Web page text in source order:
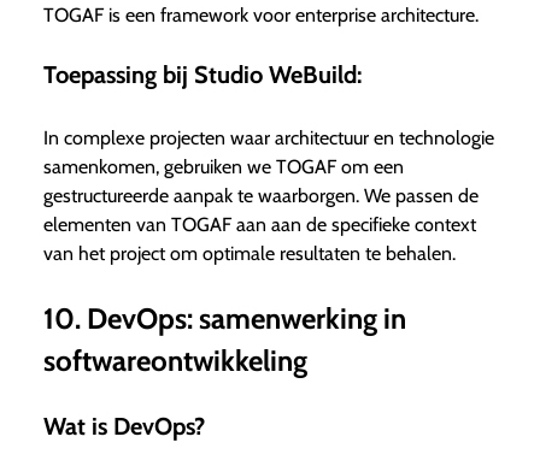
TOGAF is een framework voor enterprise architecture.
Toepassing bij Studio WeBuild:
In complexe projecten waar architectuur en technologie
samenkomen, gebruiken we TOGAF om een
gestructureerde aanpak te waarborgen. We passen de
elementen van TOGAF aan aan de specifieke context
van het project om optimale resultaten te behalen.
10. DevOps: samenwerking in
softwareontwikkeling
Wat is DevOps?